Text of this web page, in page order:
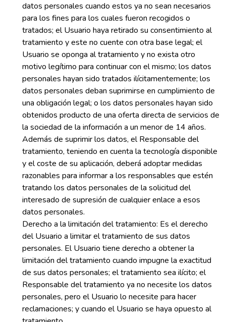
datos personales cuando estos ya no sean necesarios
para los fines para los cuales fueron recogidos o
tratados; el Usuario haya retirado su consentimiento al
tratamiento y este no cuente con otra base legal; el
Usuario se oponga al tratamiento y no exista otro
motivo legítimo para continuar con el mismo; los datos
personales hayan sido tratados ilícitamentemente; los
datos personales deban suprimirse en cumplimiento de
una obligación legal; o los datos personales hayan sido
obtenidos producto de una oferta directa de servicios de
la sociedad de la información a un menor de 14 años.
Además de suprimir los datos, el Responsable del
tratamiento, teniendo en cuenta la tecnología disponible
y el coste de su aplicación, deberá adoptar medidas
razonables para informar a los responsables que estén
tratando los datos personales de la solicitud del
interesado de supresión de cualquier enlace a esos
datos personales.
Derecho a la limitación del tratamiento: Es el derecho
del Usuario a limitar el tratamiento de sus datos
personales. El Usuario tiene derecho a obtener la
limitación del tratamiento cuando impugne la exactitud
de sus datos personales; el tratamiento sea ilícito; el
Responsable del tratamiento ya no necesite los datos
personales, pero el Usuario lo necesite para hacer
reclamaciones; y cuando el Usuario se haya opuesto al